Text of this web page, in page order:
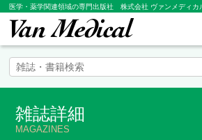
医学・薬学関連領域の専門出版社 株式会社 ヴァンメディカ
雑誌詳細
MAGAZINES